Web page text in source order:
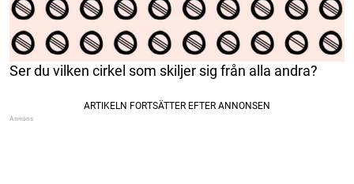
Ser du vilken cirkel som skiljer sig från alla andra?